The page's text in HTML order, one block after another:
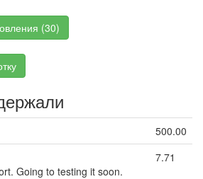
(30)
500.00
Going to testing it soon.
7.71